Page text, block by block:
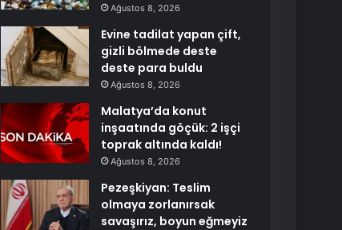
Ağustos 8, 2026
Evine tadilat yapan çift,
gizli bölmede deste
deste para buldu
Ağustos 8, 2026
Malatya’da konut
inşaatında göçük: 2 işçi
toprak altında kaldı!
Ağustos 8, 2026
Pezeşkiyan: Teslim
olmaya zorlanırsak
savaşırız, boyun eğmeyiz